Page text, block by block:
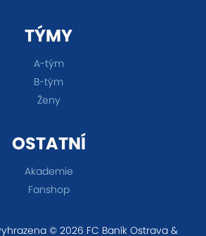
TÝMY
A-tým
B-tým
Ženy
OSTATNÍ
Akademie
Fanshop
© 2026 FC Baník Ostrava &